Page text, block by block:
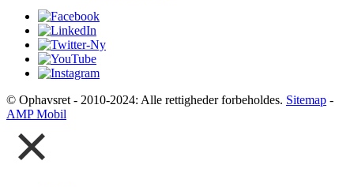
© Ophavsret - 2010-2024: Alle rettigheder forbeholdes. Sitemap -
AMP Mobil